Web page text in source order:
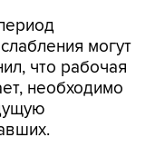
могут
что рабочая
необходимо